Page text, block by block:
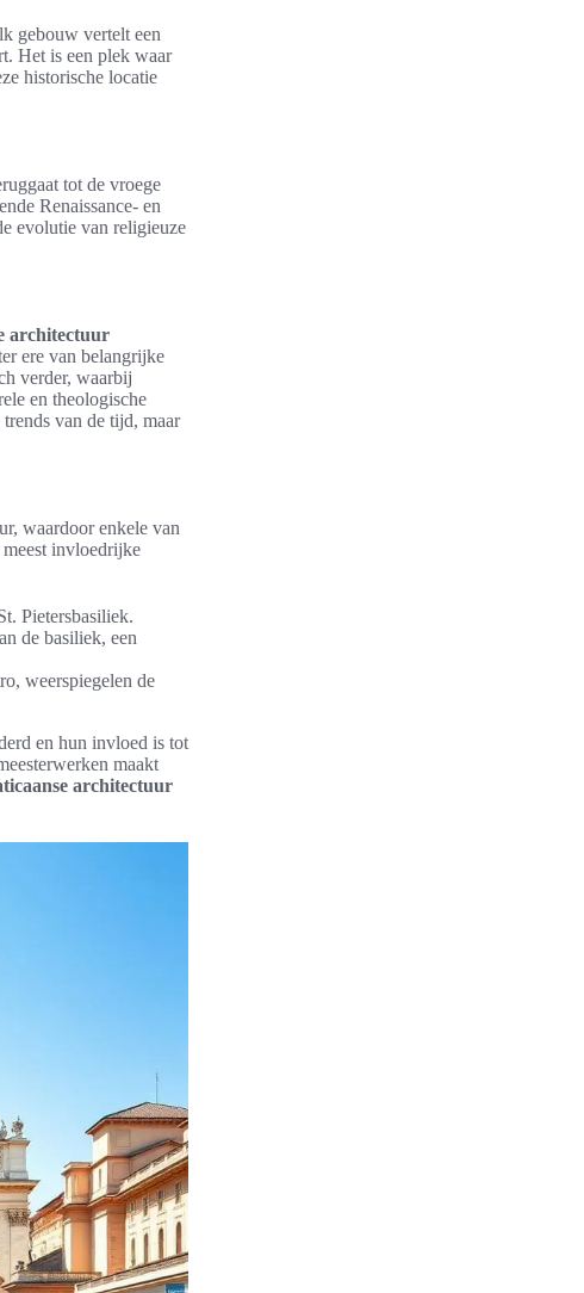
gebouw vertelt een
Het is een plek waar
historische locatie
tot de vroege
Renaissance- en
evolutie van religieuze
architectuur
ere van belangrijke
verder, waarbij
en theologische
van de tijd, maar
waardoor enkele van
invloedrijke
Pietersbasiliek.
de basiliek, een
weerspiegelen de
en hun invloed is tot
maakt
architectuur